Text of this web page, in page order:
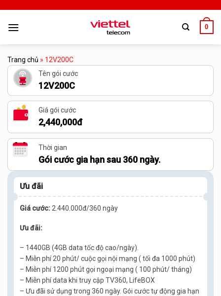
0
Trang chủ » 12V200C
Tên gói cước
12V200C
Giá gói cước
2,440,000đ
Thời gian
Gói cước gia hạn sau 360 ngày.
Ưu đãi
Giá cước: 2.440.000đ/360 ngày
Ưu đãi:
– 1440GB (4GB data tốc độ cao/ngày).
– Miễn phí 20 phút/ cuộc gọi nội mạng ( tối đa 1000 phút)
– Miễn phí 1200 phút gọi ngoại mạng ( 100 phút/ tháng)
– Miễn phí data khi truy cập TV360, LifeBOX
– Ưu đãi sử dụng trong 360 ngày. Gói cước tự động gia hạn